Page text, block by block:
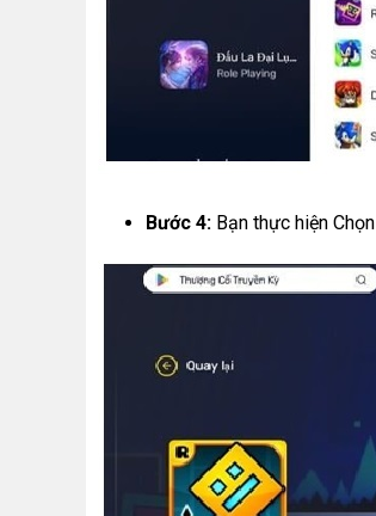
Bước 4: Bạn thực hiện Chọn